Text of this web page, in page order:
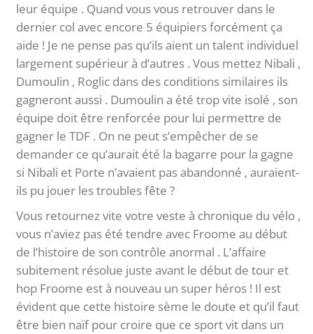
leur équipe . Quand vous vous retrouver dans le
dernier col avec encore 5 équipiers forcément ça
aide ! Je ne pense pas qu’ils aient un talent individuel
largement supérieur à d’autres . Vous mettez Nibali ,
Dumoulin , Roglic dans des conditions similaires ils
gagneront aussi . Dumoulin a été trop vite isolé , son
équipe doit être renforcée pour lui permettre de
gagner le TDF . On ne peut s’empêcher de se
demander ce qu’aurait été la bagarre pour la gagne
si Nibali et Porte n’avaient pas abandonné , auraient-
ils pu jouer les troubles fête ?
Vous retournez vite votre veste à chronique du vélo ,
vous n’aviez pas été tendre avec Froome au début
de l’histoire de son contrôle anormal . L’affaire
subitement résolue juste avant le début de tour et
hop Froome est à nouveau un super héros ! Il est
évident que cette histoire sème le doute et qu’il faut
être bien naïf pour croire que ce sport vit dans un